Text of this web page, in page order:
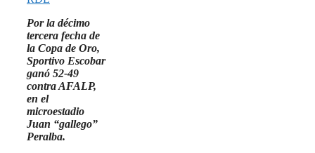
Por la décimo
tercera fecha de
la Copa de Oro,
Sportivo Escobar
ganó 52-49
contra AFALP,
en el
microestadio
Juan “gallego”
Peralba.